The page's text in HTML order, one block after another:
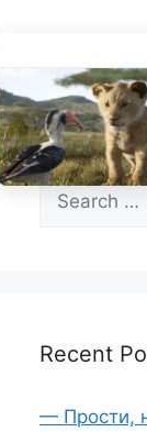
Search
for:
Recent
— Прости,